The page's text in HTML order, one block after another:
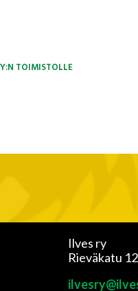
TOIMISTOLLE
Ilves ry
Rieväkatu